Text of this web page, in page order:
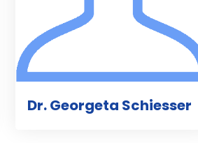
Dr. Georgeta Schiesser